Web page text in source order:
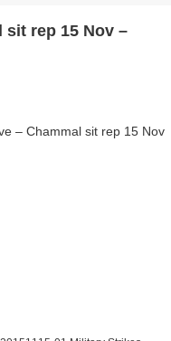
sit rep 15 Nov –